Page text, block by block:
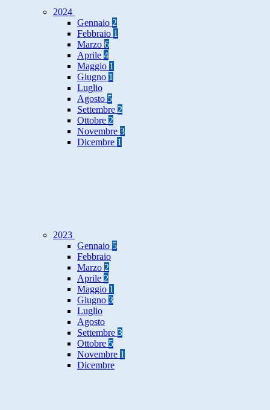
2024
Gennaio 2
Febbraio 1
Marzo 6
Aprile 4
Maggio 1
Giugno 1
Luglio
Agosto 5
Settembre 2
Ottobre 2
Novembre 3
Dicembre 1
2023
Gennaio 5
Febbraio
Marzo 2
Aprile 2
Maggio 1
Giugno 3
Luglio
Agosto
Settembre 3
Ottobre 5
Novembre 1
Dicembre